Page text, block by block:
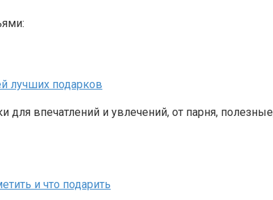
лучших подарков
для впечатлений и увлечений, от парня,
и что подарить